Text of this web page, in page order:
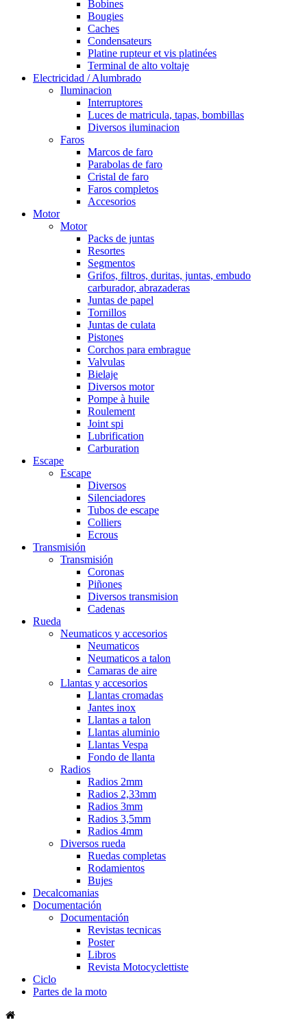
Bobines
Bougies
Caches
Condensateurs
Platine rupteur et vis platinées
Terminal de alto voltaje
Electricidad / Alumbrado
Iluminacion
Interruptores
Luces de matricula, tapas, bombillas
Diversos iluminacion
Faros
Marcos de faro
Parabolas de faro
Cristal de faro
Faros completos
Accesorios
Motor
Motor
Packs de juntas
Resortes
Segmentos
Grifos, filtros, duritas, juntas, embudo
carburador, abrazaderas
Juntas de papel
Tornillos
Juntas de culata
Pistones
Corchos para embrague
Valvulas
Bielaje
Diversos motor
Pompe à huile
Roulement
Joint spi
Lubrification
Carburation
Escape
Escape
Diversos
Silenciadores
Tubos de escape
Colliers
Ecrous
Transmisión
Transmisión
Coronas
Piñones
Diversos transmision
Cadenas
Rueda
Neumaticos y accesorios
Neumaticos
Neumaticos a talon
Camaras de aire
Llantas y accesorios
Llantas cromadas
Jantes inox
Llantas a talon
Llantas aluminio
Llantas Vespa
Fondo de llanta
Radios
Radios 2mm
Radios 2,33mm
Radios 3mm
Radios 3,5mm
Radios 4mm
Diversos rueda
Ruedas completas
Rodamientos
Bujes
Decalcomanias
Documentación
Documentación
Revistas tecnicas
Poster
Libros
Revista Motocyclettiste
Ciclo
Partes de la moto